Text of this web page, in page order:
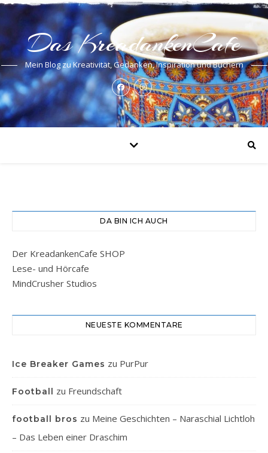
Das KreadankenCafe
Mein Blog zu Kreativität, Gedanken, Inspiration und Büchern
DA BIN ICH AUCH
Der KreadankenCafe SHOP
Lese- und Hörcafe
MindCrusher Studios
NEUESTE KOMMENTARE
Ice Breaker Games zu PurPur
Football zu Freundschaft
football bros zu Meine Geschichten – Naraschial Lichtloh
– Das Leben einer Draschim